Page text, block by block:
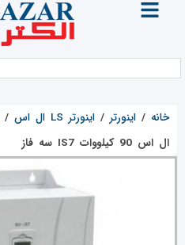
خانه / اینورتر / اینورتر LS ال اس /
ال اس 90 کیلووات IS7 سه فاز